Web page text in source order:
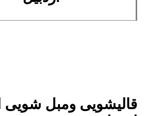
قالیشویی ومبل شویی